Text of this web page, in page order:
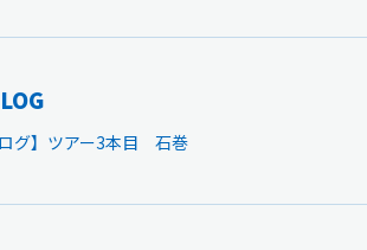
ログ】ツアー3本目 石巻